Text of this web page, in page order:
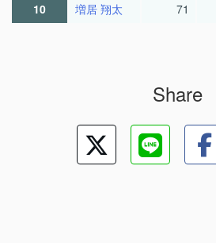
10
増居 翔太 71
Share